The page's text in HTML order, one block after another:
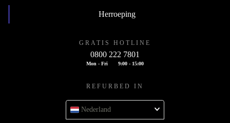
Herroeping
GRATIS HOTLINE
0800 222 7801
Mon - Fri 9:00 - 15:00
REFURBED IN
Nederland